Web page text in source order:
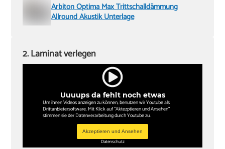
Arbiton Optima Max Trittschalldämmung
Allround Akustik Unterlage
Uuuups da fehlt noch etwas
Um ihnen Videos anzeigen zu können, benutzen wir Youtube als
Drittanbietersoftware. Mit Klick auf "Aktezptieren und Ansehen"
stimmen sie der Datenverarbeitung durch Youtube zu.
Akzeptieren und Ansehen
Datenschutz
2. Laminat verlegen